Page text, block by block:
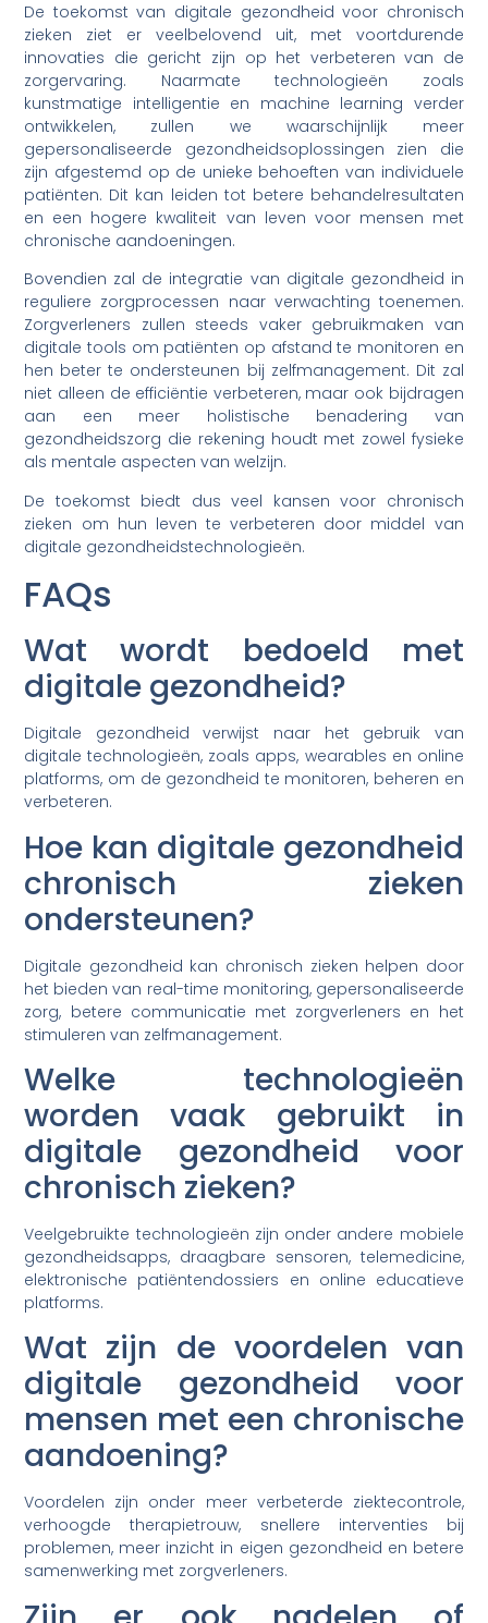
De toekomst van digitale gezondheid voor chronisch
zieken ziet er veelbelovend uit, met voortdurende
innovaties die gericht zijn op het verbeteren van de
zorgervaring. Naarmate technologieën zoals
kunstmatige intelligentie en machine learning verder
ontwikkelen, zullen we waarschijnlijk meer
gepersonaliseerde gezondheidsoplossingen zien die
zijn afgestemd op de unieke behoeften van individuele
patiënten. Dit kan leiden tot betere behandelresultaten
en een hogere kwaliteit van leven voor mensen met
chronische aandoeningen.
Bovendien zal de integratie van digitale gezondheid in
reguliere zorgprocessen naar verwachting toenemen.
Zorgverleners zullen steeds vaker gebruikmaken van
digitale tools om patiënten op afstand te monitoren en
hen beter te ondersteunen bij zelfmanagement. Dit zal
niet alleen de efficiëntie verbeteren, maar ook bijdragen
aan een meer holistische benadering van
gezondheidszorg die rekening houdt met zowel fysieke
als mentale aspecten van welzijn.
De toekomst biedt dus veel kansen voor chronisch
zieken om hun leven te verbeteren door middel van
digitale gezondheidstechnologieën.
FAQs
Wat wordt bedoeld met
digitale gezondheid?
Digitale gezondheid verwijst naar het gebruik van
digitale technologieën, zoals apps, wearables en online
platforms, om de gezondheid te monitoren, beheren en
verbeteren.
Hoe kan digitale gezondheid
chronisch zieken
ondersteunen?
Digitale gezondheid kan chronisch zieken helpen door
het bieden van real-time monitoring, gepersonaliseerde
zorg, betere communicatie met zorgverleners en het
stimuleren van zelfmanagement.
Welke technologieën
worden vaak gebruikt in
digitale gezondheid voor
chronisch zieken?
Veelgebruikte technologieën zijn onder andere mobiele
gezondheidsapps, draagbare sensoren, telemedicine,
elektronische patiëntendossiers en online educatieve
platforms.
Wat zijn de voordelen van
digitale gezondheid voor
mensen met een chronische
aandoening?
Voordelen zijn onder meer verbeterde ziektecontrole,
verhoogde therapietrouw, snellere interventies bij
problemen, meer inzicht in eigen gezondheid en betere
samenwerking met zorgverleners.